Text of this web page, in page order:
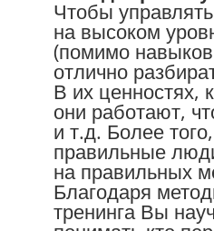
Чтобы
на высоком
(помимо
отлично
В их ценностях,
они работают,
и т.д. Более
правильные
на правильных
Благодаря
тренинга Вы